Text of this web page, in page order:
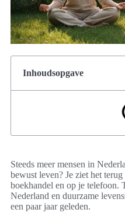
Inhoudsopgave
Steeds meer mensen in
bewust leven? Je ziet het
boekhandel en op je telefoon.
Nederland en duurzame
een paar jaar geleden.